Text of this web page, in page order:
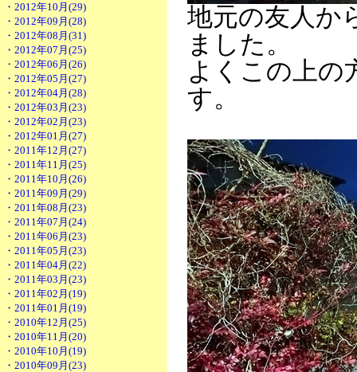
・2012年10月(29)
・2012年09月(28)
・2012年08月(31)
・2012年07月(25)
・2012年06月(26)
・2012年05月(27)
・2012年04月(28)
・2012年03月(23)
・2012年02月(23)
・2012年01月(27)
・2011年12月(27)
・2011年11月(25)
・2011年10月(26)
・2011年09月(29)
・2011年08月(23)
・2011年07月(24)
・2011年06月(23)
・2011年05月(23)
・2011年04月(22)
・2011年03月(23)
・2011年02月(19)
・2011年01月(19)
・2010年12月(25)
・2010年11月(20)
・2010年10月(19)
・2010年09月(23)
地元の友人か
ました。
よくこの上の
す。